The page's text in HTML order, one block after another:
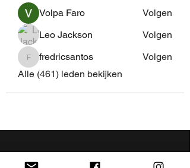
Volpa Faro
Volgen
Leo Jackson
Volgen
fredricsantos
fredricsantos
Volgen
Alle (461) leden bekijken